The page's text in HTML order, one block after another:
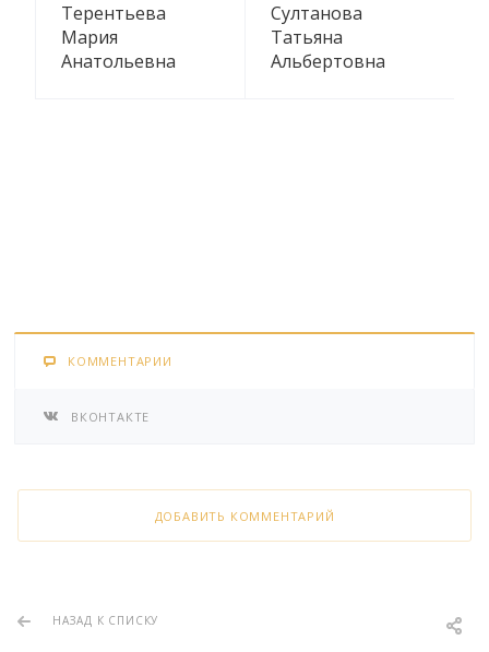
Терентьева
Мария
Анатольевна
Султанова
Татьяна
Альбертовна
КОММЕНТАРИИ
ВКОНТАКТЕ
ДОБАВИТЬ КОММЕНТАРИЙ
НАЗАД К СПИСКУ